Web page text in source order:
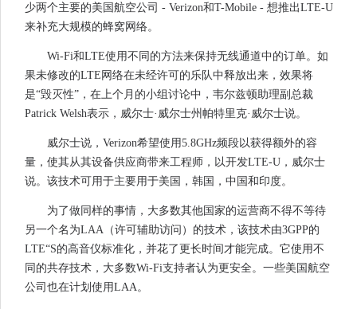
少两个主要的美国航空公司 - Verizon和T-Mobile - 想推出LTE-U
来补充大规模的蜂窝网络。
Wi-Fi和LTE使用不同的方法来保持无线通道中的订单。如
果未修改的LTE网络在未经许可的乐队中释放出来，效果将
是“毁灭性”，在上个月的小组讨论中，韦尔兹顿助理副总裁
Patrick Welsh表示，威尔士·威尔士州帕特里克·威尔士说。
威尔士说，Verizon希望使用5.8GHz频段以获得额外的容
量，使其从其设备供应商带来工程师，以开发LTE-U，威尔士
说。该技术可用于主要用于美国，韩国，中国和印度。
为了做同样的事情，大多数其他国家的运营商不得不等待
另一个名为LAA（许可辅助访问）的技术，该技术由3GPP的
LTE“S的高音仪标准化，并花了更长时间才能完成。它使用不
同的共存技术，大多数Wi-Fi支持者认为更安全。一些美国航空
公司也在计划使用LAA。